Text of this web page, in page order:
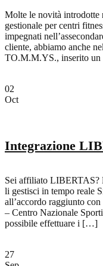
Molte le novità introdotte
gestionale per centri
impegnati
cliente, abbiamo anche
TO.M.M.YS., inserito
02
Oct
Integrazione
Sei affiliato LIBERTAS?
li gestisci in tempo reale
all’accordo raggiunto
– Centro Nazionale
possibile effettuare i […]
27